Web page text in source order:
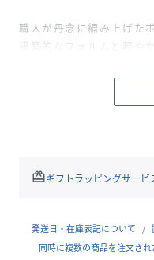
職人が丹念に編み上げた
構築的なフォルムと軽や
洗練された夏の装いを作
巾着サイズ：タテ21 ヨ
redeemギフトラッピングサービ
発送日・在庫表記について
同時に複数の商品を注文さ